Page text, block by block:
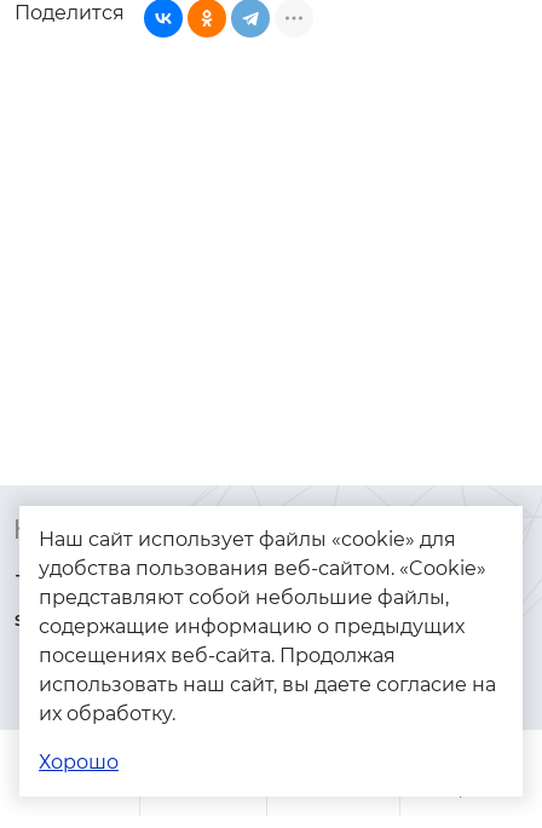
Поделится
Контакты
+7 (925) 144-64-73
serebryanyye.grani@mail.ru
Каталог
Браслеты
Золото
Серебро
Помощь
Наш сайт использует файлы «cookie» для
удобства пользования веб-сайтом. «Cookie»
представляют собой небольшие файлы,
содержащие информацию о предыдущих
посещениях веб-сайта. Продолжая
использовать наш сайт, вы даете согласие на
их обработку.
Хорошо